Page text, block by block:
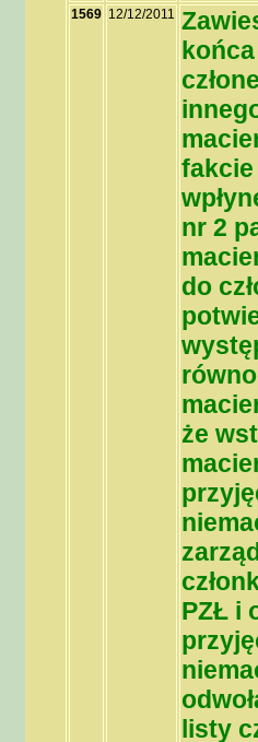
1569 12/12/2011
fakcie
nr 2
do
że
PZŁ i
listy